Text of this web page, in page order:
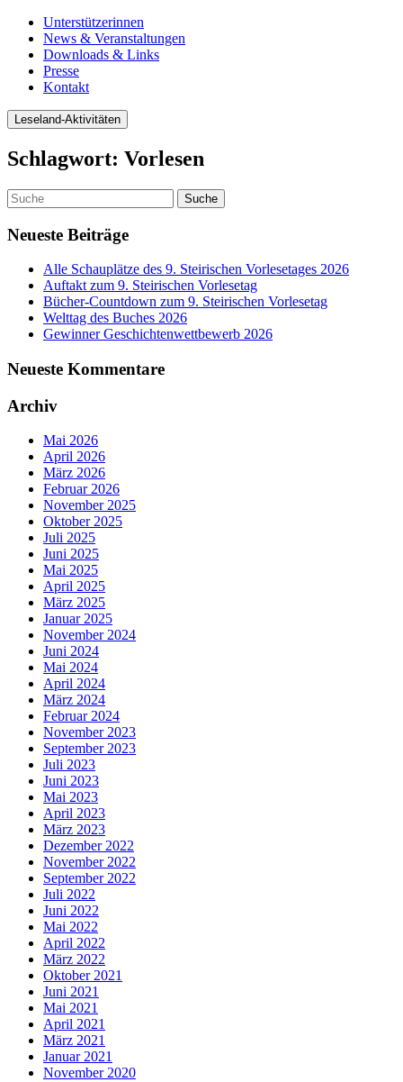
Unterstützerinnen
News & Veranstaltungen
Downloads & Links
Presse
Kontakt
Leseland-Aktivitäten
Schlagwort: Vorlesen
Neueste Beiträge
Alle Schauplätze des 9. Steirischen Vorlesetages 2026
Auftakt zum 9. Steirischen Vorlesetag
Bücher-Countdown zum 9. Steirischen Vorlesetag
Welttag des Buches 2026
Gewinner Geschichtenwettbewerb 2026
Neueste Kommentare
Archiv
Mai 2026
April 2026
März 2026
Februar 2026
November 2025
Oktober 2025
Juli 2025
Juni 2025
Mai 2025
April 2025
März 2025
Januar 2025
November 2024
Juni 2024
Mai 2024
April 2024
März 2024
Februar 2024
November 2023
September 2023
Juli 2023
Juni 2023
Mai 2023
April 2023
März 2023
Dezember 2022
November 2022
September 2022
Juli 2022
Juni 2022
Mai 2022
April 2022
März 2022
Oktober 2021
Juni 2021
Mai 2021
April 2021
März 2021
Januar 2021
November 2020